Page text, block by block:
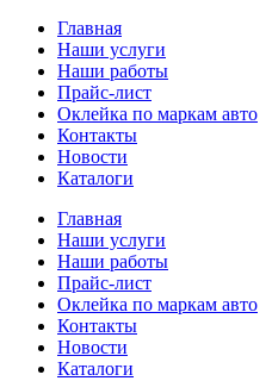
Главная
Наши услуги
Наши работы
Прайс-лист
Оклейка по маркам авто
Контакты
Новости
Каталоги
Главная
Наши услуги
Наши работы
Прайс-лист
Оклейка по маркам авто
Контакты
Новости
Каталоги